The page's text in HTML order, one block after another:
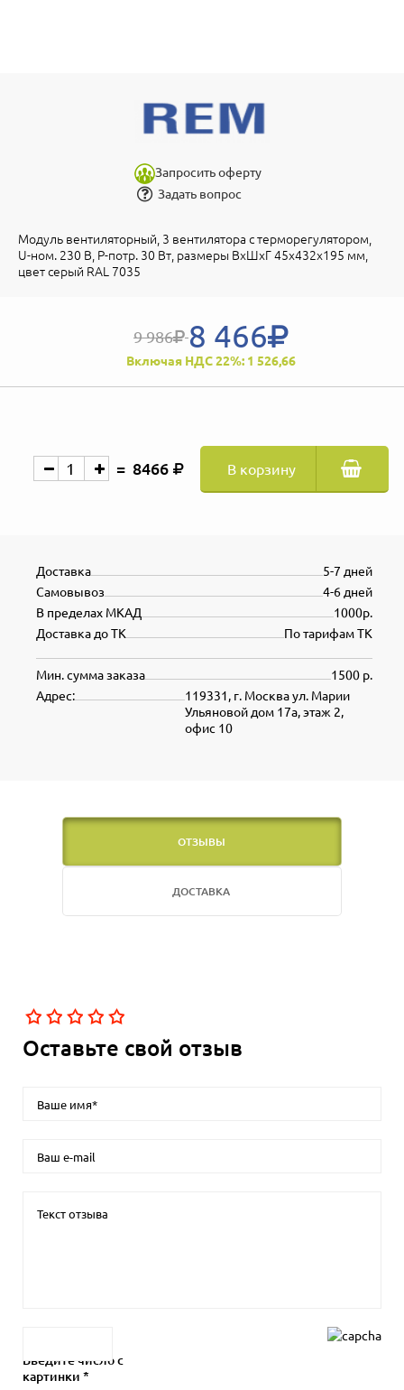
Запросить оферту
Задать вопрос
Модуль вентиляторный, 3 вентилятора с терморегулятором,
U-ном. 230 В, P-потр. 30 Вт, размеры ВхШхГ 45х432х195 мм,
цвет серый RAL 7035
9 986 8 466
Включая НДС 22%: 1 526,66
8466 В корзину
5-7 дней
Доставка
4-6 дней
Самовывоз
1000р.
В пределах МКАД
По тарифам ТК
Доставка до ТК
1500 р.
Мин. сумма заказа
119331, г. Москва ул. Марии
Ульяновой дом 17а, этаж 2,
офис 10
Адрес:
ОТЗЫВЫ
ДОСТАВКА
Оставьте свой отзыв
Введите число с
картинки *